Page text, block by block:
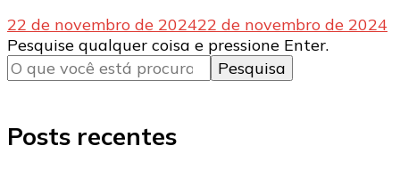
22 de novembro de 202422 de novembro de 2024
Procurando
algo?
Pesquise qualquer coisa e pressione Enter.
Posts recentes